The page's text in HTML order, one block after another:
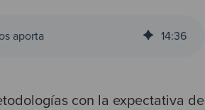
aporta 14:36
con la expectativa de